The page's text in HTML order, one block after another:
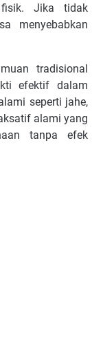
Jika tidak
menyebabkan
tradisional
efektif dalam
seperti jahe,
alami yang
tanpa efek